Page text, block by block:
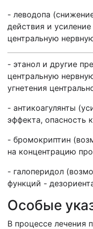
- леводопа
действия и
центральную
- этанол и другие
центральную
угнетения
- антикоагулянты
эффекта, опасность
- бромокриптин
на концентрацию
- галоперидол
функций -
Особые
В процессе лечения